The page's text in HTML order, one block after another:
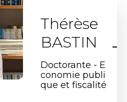
Thérèse
BASTIN
Doctorante - E
conomie publi
que et fiscalité